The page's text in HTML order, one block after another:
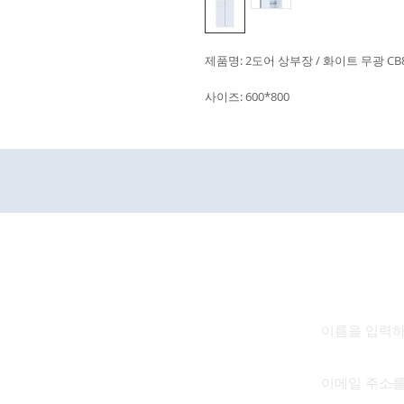
제품명: 2도어 상부장 / 화이트 무광
사이즈: 600*800